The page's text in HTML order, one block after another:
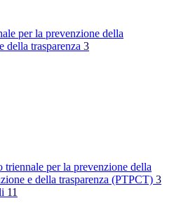
per la prevenzione della
della trasparenza 3
triennale per la prevenzione della
e della trasparenza (PTPCT) 3
11